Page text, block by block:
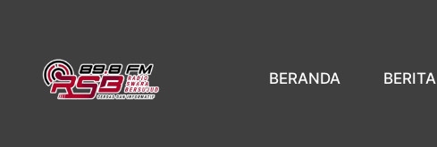
BERANDA BERITA